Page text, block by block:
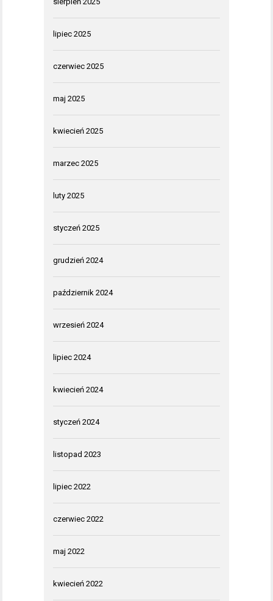
lipiec 2025
czerwiec 2025
maj 2025
kwiecień 2025
marzec 2025
luty 2025
styczeń 2025
grudzień 2024
październik 2024
wrzesień 2024
lipiec 2024
kwiecień 2024
styczeń 2024
listopad 2023
lipiec 2022
czerwiec 2022
maj 2022
kwiecień 2022